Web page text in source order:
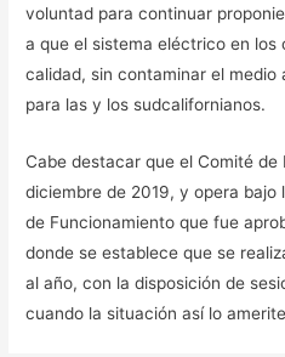
voluntad para continuar
a que el sistema eléctrico en los
calidad, sin contaminar el
para las y los sudcalifornianos.
Cabe destacar que el Comité de
diciembre de 2019, y opera bajo
de Funcionamiento que fue
donde se establece que se
al año, con la disposición de
cuando la situación así lo